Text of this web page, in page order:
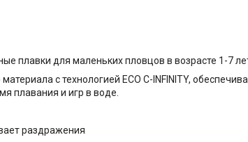
плавки для маленьких пловцов в возрасте 1-7
с технологией ECO C-INFINITY,
плавания и игр в воде.
раздражения